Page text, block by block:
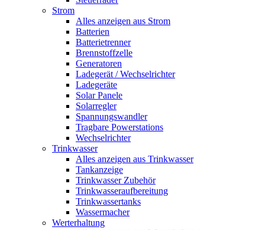
Strom
Alles anzeigen aus Strom
Batterien
Batterietrenner
Brennstoffzelle
Generatoren
Ladegerät / Wechselrichter
Ladegeräte
Solar Panele
Solarregler
Spannungswandler
Tragbare Powerstations
Wechselrichter
Trinkwasser
Alles anzeigen aus Trinkwasser
Tankanzeige
Trinkwasser Zubehör
Trinkwasseraufbereitung
Trinkwassertanks
Wassermacher
Werterhaltung